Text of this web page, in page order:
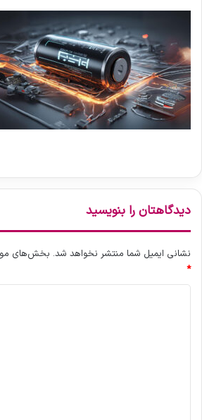
دیدگاهتان را بنویسید
نشانی ایمیل شما منتشر نخواهد شد. بخش‌های
*